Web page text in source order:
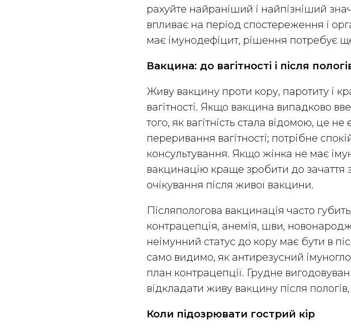
рахуйте найраніший і найпізніший
впливає на період спостереження і
має імунодефіцит, рішення потребує
Вакцина: до вагітності і після
Живу вакцину проти кору, паротиту і
вагітності. Якщо вакцина випадково
того, як вагітність стала відомою, це
переривання вагітності; потрібне
консультування. Якщо жінка не має
вакцинацію краще зробити до зачаття
очікування після живої вакцини.
Післяпологова вакцинація часто
контрацепція, анемія, шви,
неімунний статус до кору має бути в
само видимо, як антирезусний
план контрацепції. Грудне
відкладати живу вакцину після
Коли підозрювати гострий кір